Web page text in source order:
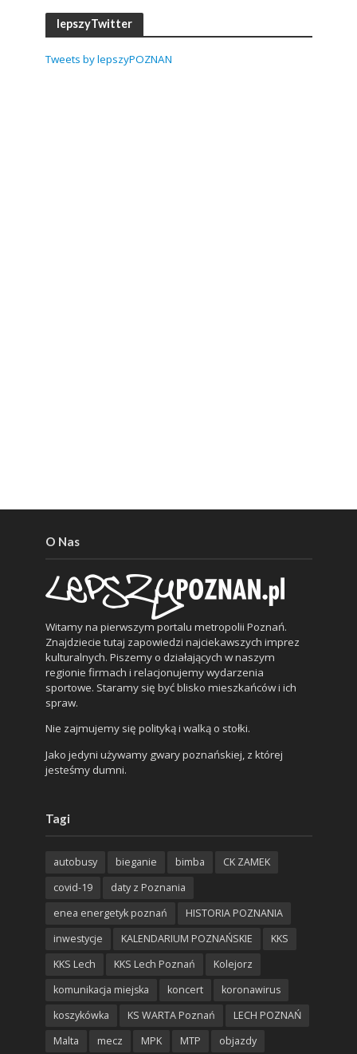
lepszyTwitter
Tweets by lepszyPOZNAN
O Nas
Witamy na pierwszym portalu metropolii Poznań.
Znajdziecie tutaj zapowiedzi najciekawszych imprez
kulturalnych. Piszemy o działających w naszym
regionie firmach i relacjonujemy wydarzenia
sportowe. Staramy się być blisko mieszkańców i ich
spraw.
Nie zajmujemy się polityką i walką o stołki.
Jako jedyni używamy gwary poznańskiej, z której
jesteśmy dumni.
Tagi
autobusy bieganie bimba
CK ZAMEK
covid-19
daty z Poznania
enea energetyk poznań
HISTORIA POZNANIA
inwestycje
KALENDARIUM POZNAŃSKIE
KKS
KKS Lech
KKS Lech Poznań
Kolejorz
komunikacja miejska
koncert
koronawirus
koszykówka
KS WARTA Poznań
LECH POZNAŃ
Malta
mecz MPK MTP objazdy